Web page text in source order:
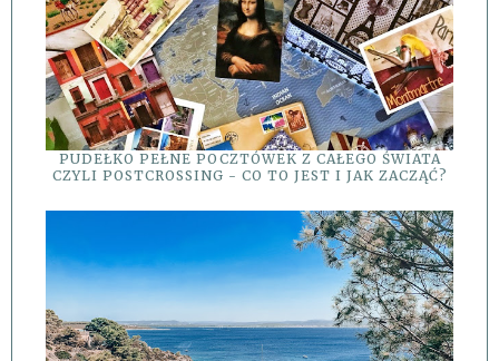
PUDEŁKO PEŁNE POCZTÓWEK Z CAŁEGO ŚWIATA
CZYLI POSTCROSSING - CO TO JEST I JAK ZACZĄĆ?